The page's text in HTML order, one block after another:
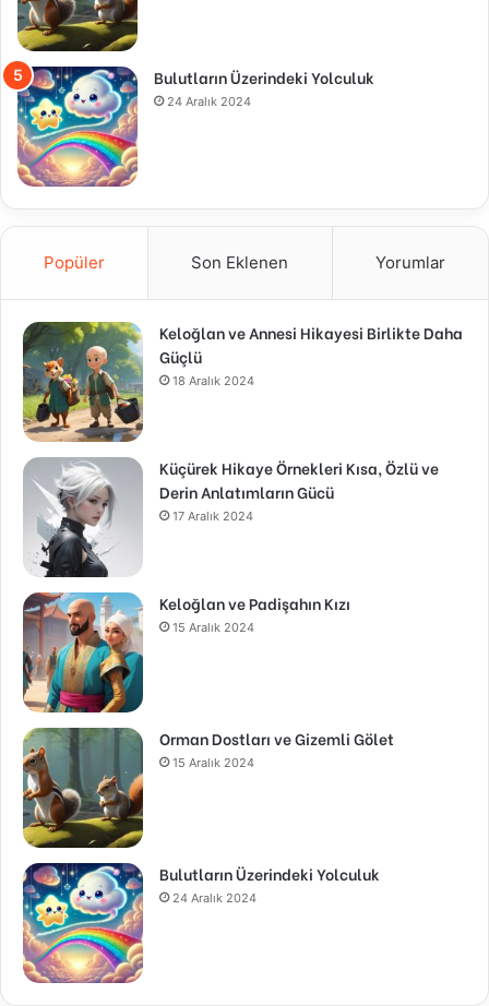
Bulutların Üzerindeki Yolculuk
24 Aralık 2024
Popüler Son Eklenen Yorumlar
Keloğlan ve Annesi Hikayesi Birlikte Daha
Güçlü
18 Aralık 2024
Küçürek Hikaye Örnekleri Kısa, Özlü ve
Derin Anlatımların Gücü
17 Aralık 2024
Keloğlan ve Padişahın Kızı
15 Aralık 2024
Orman Dostları ve Gizemli Gölet
15 Aralık 2024
Bulutların Üzerindeki Yolculuk
24 Aralık 2024